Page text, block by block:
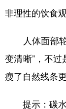
非理性的饮食
人体面部轮
变清晰”，不过
瘦了自然线条
提示：碳水